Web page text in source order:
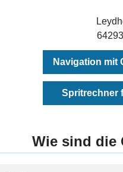
Navigation mit
Spritrechner
Wie sind die